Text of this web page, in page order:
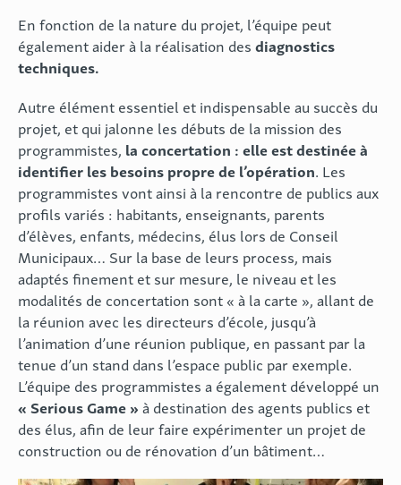
En fonction de la nature du projet, l’équipe peut
également aider à la réalisation des diagnostics
techniques.
Autre élément essentiel et indispensable au succès du
projet, et qui jalonne les débuts de la mission des
programmistes, la concertation : elle est destinée à
identifier les besoins propre de l’opération. Les
programmistes vont ainsi à la rencontre de publics aux
profils variés : habitants, enseignants, parents
d’élèves, enfants, médecins, élus lors de Conseil
Municipaux… Sur la base de leurs process, mais
adaptés finement et sur mesure, le niveau et les
modalités de concertation sont « à la carte », allant de
la réunion avec les directeurs d’école, jusqu’à
l’animation d’une réunion publique, en passant par la
tenue d’un stand dans l’espace public par exemple.
L’équipe des programmistes a également développé un
« Serious Game » à destination des agents publics et
des élus, afin de leur faire expérimenter un projet de
construction ou de rénovation d’un bâtiment…